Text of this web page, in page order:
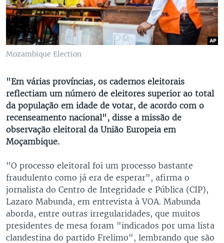
Mozambique Election
"Em várias províncias, os cadernos eleitorais
reflectiam um número de eleitores superior ao total
da população em idade de votar, de acordo com o
recenseamento nacional", disse a missão de
observação eleitoral da União Europeia em
Moçambique.
"O processo eleitoral foi um processo bastante
fraudulento como já era de esperar", afirma o
jornalista do Centro de Integridade e Pública (CIP),
Lazaro Mabunda, em entrevista à VOA. Mabunda
aborda, entre outras irregularidades, que muitos
presidentes de mesa foram "indicados por uma lista
clandestina do partido Frelimo", lembrando que são